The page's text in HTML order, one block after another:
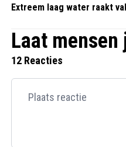
Extreem laag water raakt
Laat
12 Reacties